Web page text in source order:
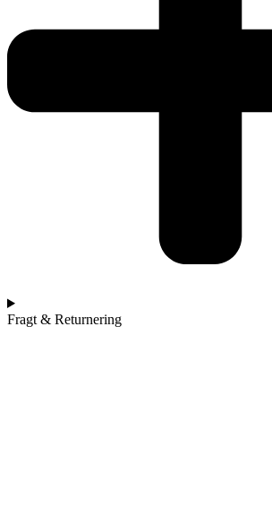
Fragt & Returnering